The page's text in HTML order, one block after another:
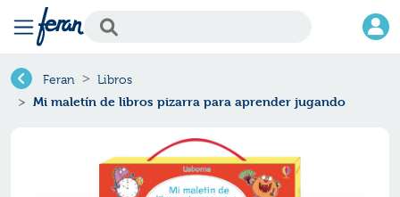
Feran Libros
Mi maletín de libros pizarra para aprender jugando